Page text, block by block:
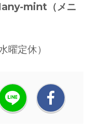
mint（メニ
定休）